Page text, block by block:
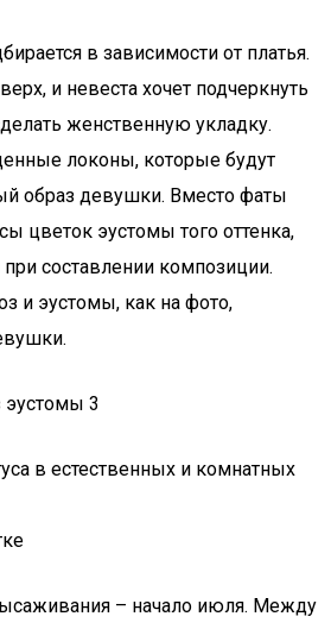
в зависимости от платья.
и невеста хочет подчеркнуть
женственную укладку.
локоны, которые будут
образ девушки. Вместо фаты
цветок эустомы того оттенка,
составлении композиции.
и эустомы, как на фото,
в естественных и комнатных
– начало июля. Между